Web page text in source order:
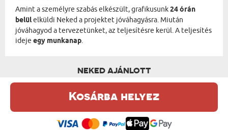
Kosárba helyez
Amint a személyre szabás elkészült, grafikusunk24 órán
belülelküldi Neked a projektet jóváhagyásra. Miután
jóváhagyod a tervezetünket, az teljesítésre kerül. A teljesítés
ideje egy munkanap.
NEKED AJÁNLOTT
Ez a weboldal sütiket (cookie-kat) használ. A sütikről bővebben az
Adatvédelmi Szabályzatban olvashatsz.. Elfogadom